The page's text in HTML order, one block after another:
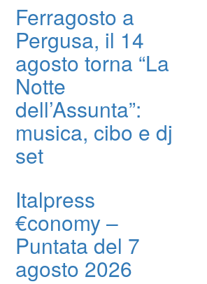
Ferragosto a
Pergusa, il 14
agosto torna “La
Notte
dell’Assunta”:
musica, cibo e dj
set
Italpress
€conomy –
Puntata del 7
agosto 2026